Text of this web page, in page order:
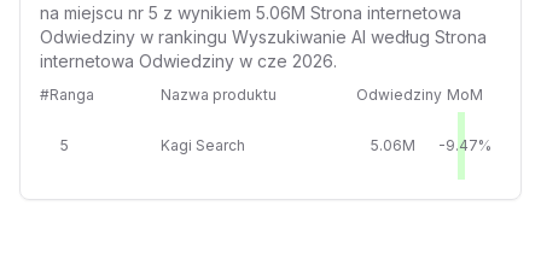
na miejscu nr 5 z wynikiem 5.06M Strona internetowa
Odwiedziny w rankingu Wyszukiwanie AI według Strona
internetowa Odwiedziny w cze 2026.
#Ranga Nazwa produktu Odwiedziny MoM
5 Kagi Search 5.06M -9.47%